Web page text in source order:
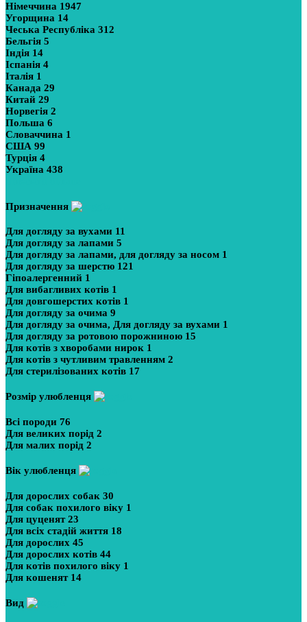
Німеччина 1947
Угорщина 14
Чеська Республіка 312
Бельгія 5
Індія 14
Іспанія 4
Італія 1
Канада 29
Китай 29
Норвегія 2
Польша 6
Словаччина 1
США 99
Турція 4
Україна 438
Призначення
Для догляду за вухами 11
Для догляду за лапами 5
Для догляду за лапами, для догляду за носом 1
Для догляду за шерстю 121
Гіпоалергенний 1
Для вибагливих котів 1
Для довгошерстих котів 1
Для догляду за очима 9
Для догляду за очима, Для догляду за вухами 1
Для догляду за ротовою порожниною 15
Для котів з хворобами нирок 1
Для котів з чутливим травленням 2
Для стерилізованих котів 17
Розмір улюбленця
Всі породи 76
Для великих порід 2
Для малих порід 2
Вік улюбленця
Для дорослих собак 30
Для собак похилого віку 1
Для цуценят23
Для всіх стадій життя 18
Для дорослих 45
Для дорослих котів 44
Для котів похилого віку 1
Для кошенят 14
Вид